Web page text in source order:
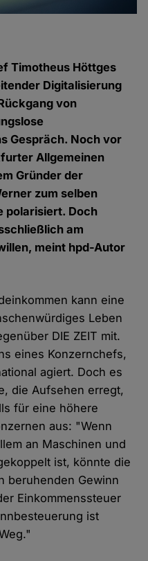
Timotheus Höttges
Digitalisierung
von
Gespräch. Noch vor
Allgemeinen
Gründer der
zum selben
polarisiert. Doch
am
meint hpd-Autor
kann eine
Leben
DIE ZEIT mit.
eines Konzernchefs,
agiert. Doch es
die Aufsehen erregt,
für eine höhere
aus: "Wenn
an Maschinen und
ist, könnte die
beruhenden Gewinn
Einkommenssteuer
ist